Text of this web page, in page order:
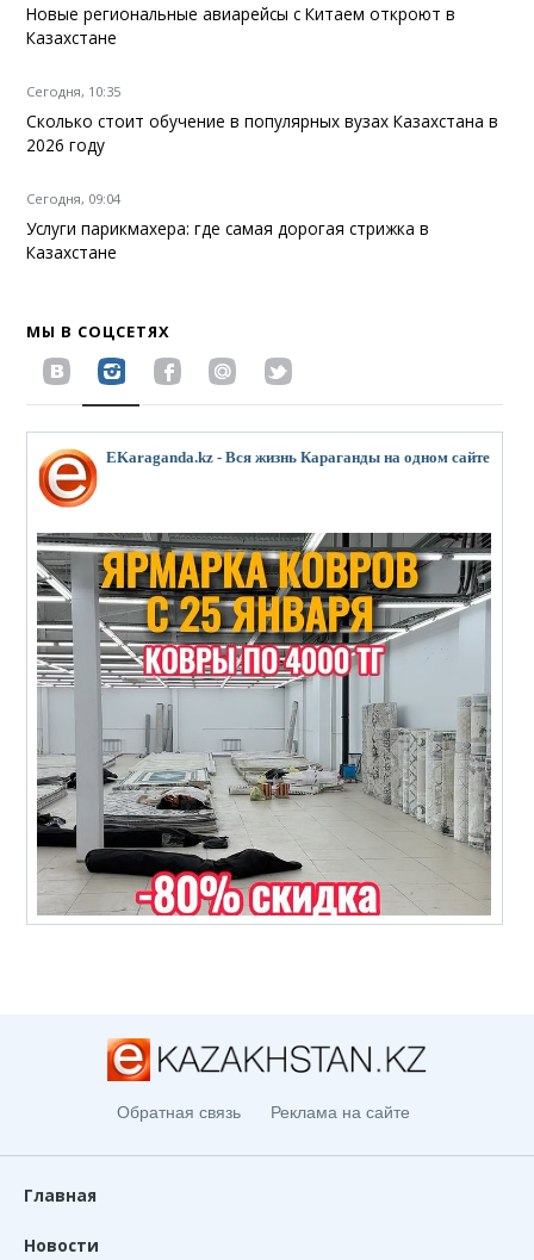
Новые региональные авиарейсы с Китаем откроют в
Казахстане
Сегодня, 10:35
Сколько стоит обучение в популярных вузах Казахстана в
2026 году
Сегодня, 09:04
Услуги парикмахера: где самая дорогая стрижка в
Казахстане
МЫ В СОЦСЕТЯХ
EKaraganda.kz - Вся жизнь Караганды на одном сайте
Обратная связь Реклама на сайте
Главная
Новости